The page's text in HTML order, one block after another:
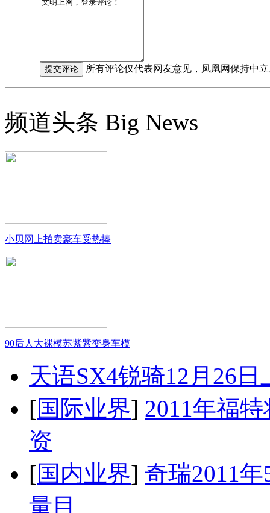
所有评论仅代表网友意见，凤凰网保持中
频道头条 Big News
小贝网上拍卖豪车受热捧
90后人大裸模苏紫紫变身车模
天语SX4锐骑12月26
[国际业界] 2011年福
资
[国内业界] 奇瑞2011
量目